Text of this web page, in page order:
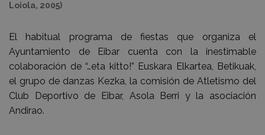
Loiola, 2005)
El habitual programa de fiestas que organiza el
Ayuntamiento de Eibar cuenta con la inestimable
colaboración de “…eta kitto!” Euskara Elkartea, Betikuak,
el grupo de danzas Kezka, la comisión de Atletismo del
Club Deportivo de Eibar, Asola Berri y la asociación
Andirao.